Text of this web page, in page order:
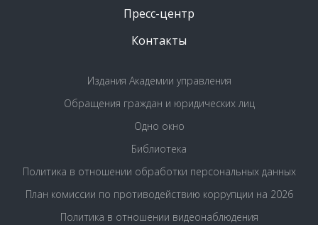
Пресс-центр
Контакты
Издания Академии управления
Обращения граждан и юридических лиц
Одно окно
Библиотека
Политика в отношении обработки персональных данных
План комиссии по противодействию коррупции на 2026
Политика в отношении видеонаблюдения